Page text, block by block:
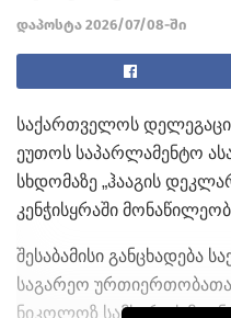
დაპოსტა 2026/07/08-ში
საქართველოს
ეუთოს საპარლამენტო
სხდომაზე „ჰააგის
კენჭისყრაში
შესაბამისი განცხადება
საგარეო
ნიკოლოზ სამხარაძემ